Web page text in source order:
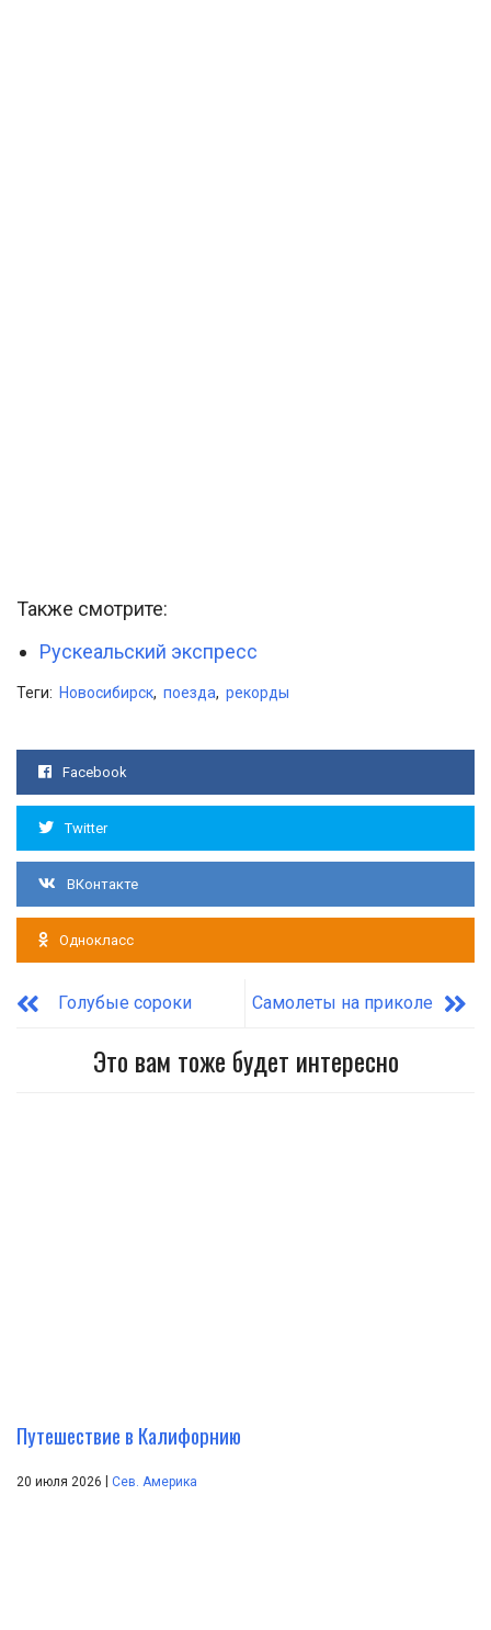
Также смотрите:
Рускеальский экспресс
Теги: Новосибирск, поезда, рекорды
Facebook
Twitter
ВКонтакте
Однокласс
Голубые сороки Самолеты на приколе
Это вам тоже будет интересно
Путешествие в Калифорнию
20 июля 2026 | Сев. Америка